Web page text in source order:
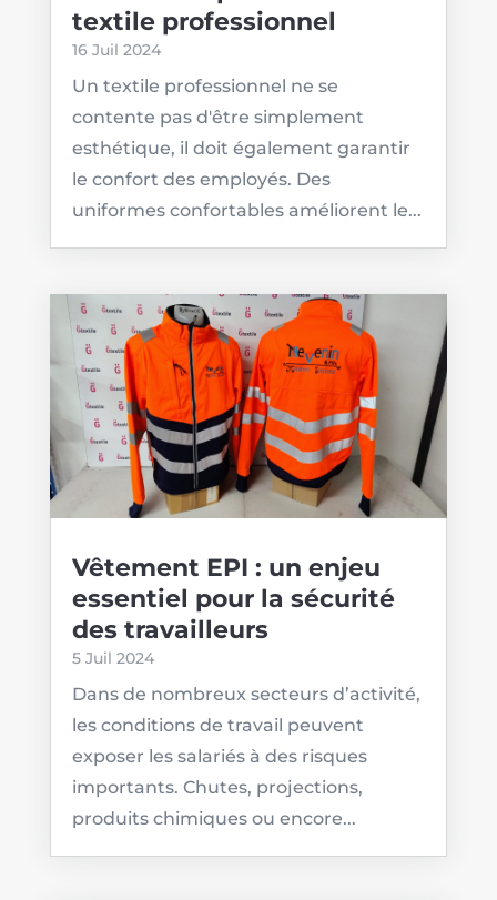
textile professionnel
16 Juil 2024
Un textile professionnel ne se
contente pas d'être simplement
esthétique, il doit également garantir
le confort des employés. Des
uniformes confortables améliorent le...
Vêtement EPI : un enjeu
essentiel pour la sécurité
des travailleurs
5 Juil 2024
Dans de nombreux secteurs d’activité,
les conditions de travail peuvent
exposer les salariés à des risques
importants. Chutes, projections,
produits chimiques ou encore...